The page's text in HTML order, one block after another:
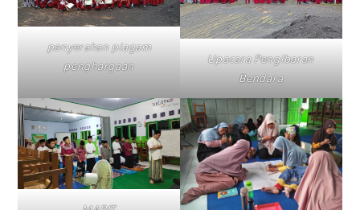
penyerahan piagam
penghargaan
Upacara Pengibaran
Bendara